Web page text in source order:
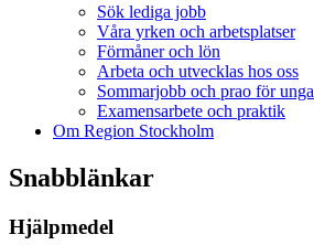
Sök lediga jobb
Våra yrken och arbetsplatser
Förmåner och lön
Arbeta och utvecklas hos oss
Sommarjobb och prao för unga
Examensarbete och praktik
Om Region Stockholm
Snabblänkar
Hjälpmedel